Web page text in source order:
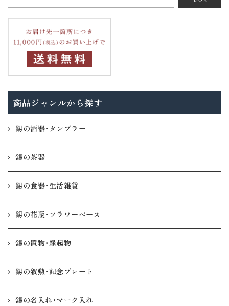
商品ジャンルから探す
錫の酒器・タンブラー
錫の茶器
錫の食器・生活雑貨
錫の花瓶・フラワーベース
錫の置物・縁起物
錫の叙勲・記念プレート
錫の名入れ・マーク入れ